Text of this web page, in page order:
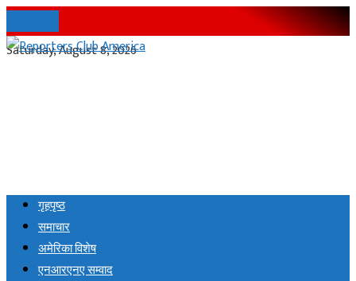
Saturday, August 8, 2026
गृहपृष्ठ
समाचार
अमेरिका विशेष
एनआरएनए सम्वाद